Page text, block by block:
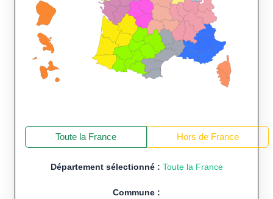
Toute la France Hors de France
Département sélectionné : Toute la France
Commune :